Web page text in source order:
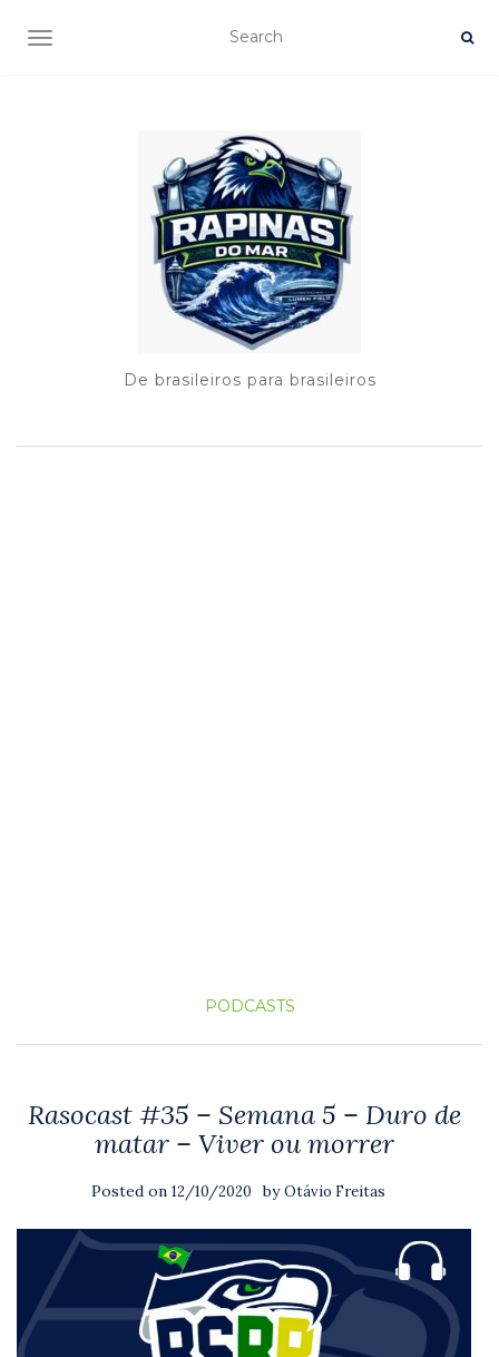
TOGGLE NAVIGATION
De brasileiros para brasileiros
PODCASTS
Rasocast #35 – Semana 5 – Duro de
matar – Viver ou morrer
Posted on 12/10/2020 byOtávio Freitas